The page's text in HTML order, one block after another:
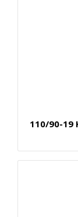
110/90-19